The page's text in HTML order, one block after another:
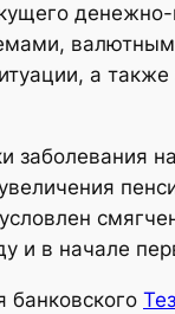
денежно-
валютным
а
заболевания
и в начале
банковского